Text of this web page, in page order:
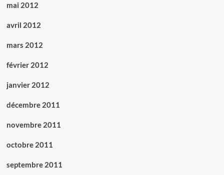
mai 2012
avril 2012
mars 2012
février 2012
janvier 2012
décembre 2011
novembre 2011
octobre 2011
septembre 2011